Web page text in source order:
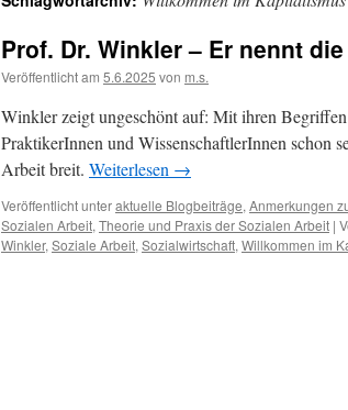
Prof. Dr. Winkler – Er nennt
Veröffentlicht am 5.6.2025 von m.s.
Winkler zeigt ungeschönt auf: Mit ihren
PraktikerInnen und WissenschaftlerInnen schon
Arbeit breit. Weiterlesen →
Veröffentlicht unteraktuelle Blogbeiträge, Anmerkungen
Sozialen Arbeit, Theorie und Praxis der Sozialen Arbeit |
Winkler, Soziale Arbeit, Sozialwirtschaft, Willkommen im